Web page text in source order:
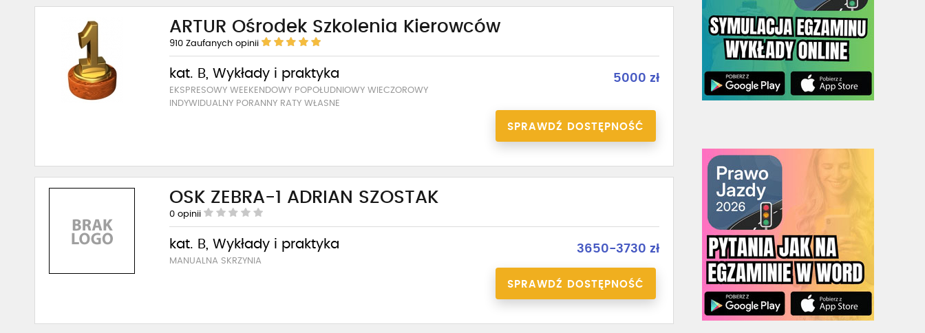
ARTUR Ośrodek Szkolenia Kierowców
910 Zaufanych opinii
kat. B, Wykłady i praktyka
EKSPRESOWY WEEKENDOWY POPOŁUDNIOWY WIECZOROWY
INDYWIDUALNY PORANNY RATY WŁASNE
5000 zł
SPRAWDŹ DOSTĘPNOŚĆ
OSK ZEBRA-1 ADRIAN SZOSTAK
0 opinii
kat. B, Wykłady i praktyka
MANUALNA SKRZYNIA
3650-3730 zł
SPRAWDŹ DOSTĘPNOŚĆ